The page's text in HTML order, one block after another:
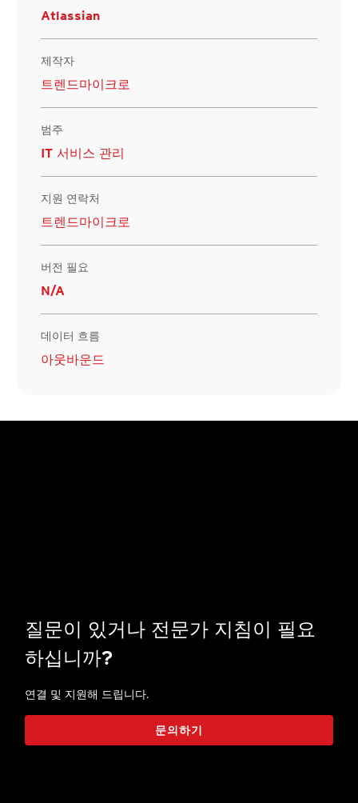
Atlassian
제작자
트렌드마이크로
범주
IT 서비스 관리
지원 연락처
트렌드마이크로
버전 필요
N/A
데이터 흐름
아웃바운드
질문이 있거나 전문가 지침이 필요
하십니까?
연결 및 지원해 드립니다.
문의하기